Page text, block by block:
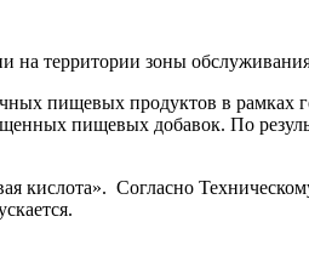
на территории зоны
пищевых продуктов в рамках
пищевых добавок. По
кислота». Согласно